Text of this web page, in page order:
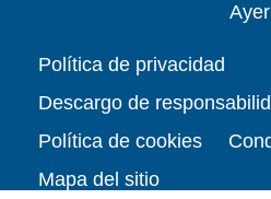
Política de privacidad
Descargo de
Política de cookies
Mapa del sitio